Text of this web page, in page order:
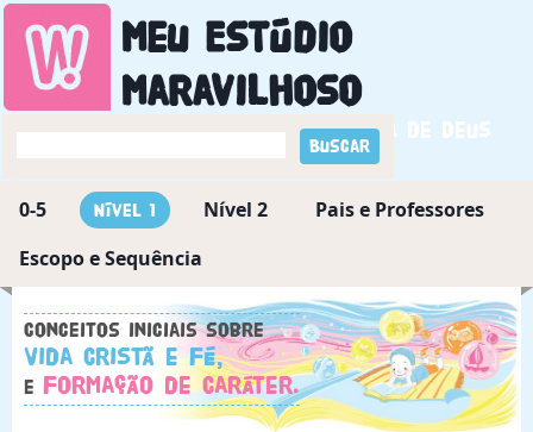
Meu Estúdio
Maravilhoso
Descobrindo a maravilha de Deus
0-5 Nível 1 Nível 2
Pais e Professores
Escopo e Sequência
Conceitos iniciais sobre
Vida Cristã e Fé,
e Formação de Caráter.